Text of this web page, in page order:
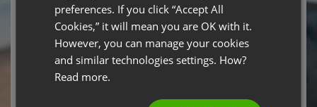
REGISTER NOW
RUSSIAN
SPANISH
PORTUGUESE
preferences. If you click “Accept All
Cookies,” it will mean you are OK with it.
However, you can manage your cookies
and similar technologies settings. How?
Read more.